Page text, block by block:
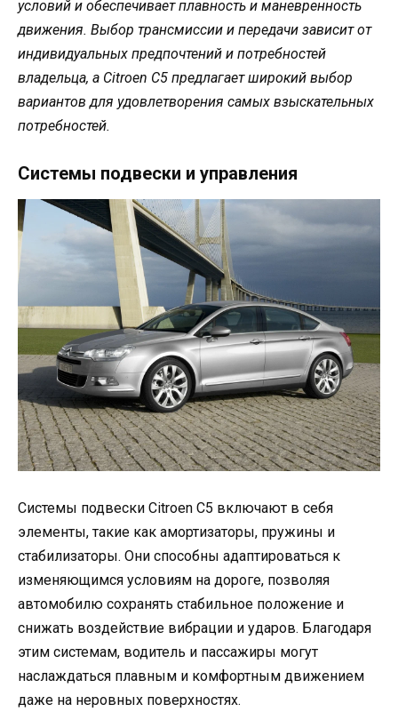
условий и обеспечивает плавность и маневренность
движения. Выбор трансмиссии и передачи зависит от
индивидуальных предпочтений и потребностей
владельца, а Citroen C5 предлагает широкий выбор
вариантов для удовлетворения самых взыскательных
потребностей.
Системы подвески и управления
Системы подвески Citroen C5 включают в себя
элементы, такие как амортизаторы, пружины и
стабилизаторы. Они способны адаптироваться к
изменяющимся условиям на дороге, позволяя
автомобилю сохранять стабильное положение и
снижать воздействие вибрации и ударов. Благодаря
этим системам, водитель и пассажиры могут
наслаждаться плавным и комфортным движением
даже на неровных поверхностях.